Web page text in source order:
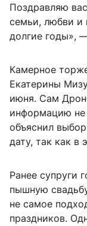
Поздравляю
семьи, любви и
долгие годы»,
Камерное
Екатерины
июня. Сам
информацию не
объяснил
дату, так как в
Ранее супруги
пышную
не самое
праздников.